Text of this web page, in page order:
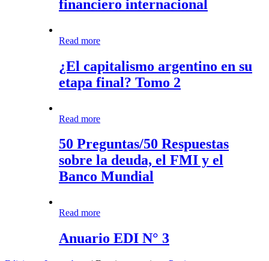
financiero
financiero internacional
¿El
argentino
en
su
Tomo
2
Read more
¿El capitalismo argentino en su
etapa final? Tomo 2
50
Respuestas
sobre
la
deuda,
el
el
Mundial
Read more
50 Preguntas/50 Respuestas
sobre la deuda, el FMI y el
Banco Mundial
Anuario
N°
3
Read more
Anuario EDI N° 3